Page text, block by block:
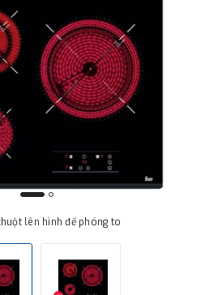
lên hình để phóng to